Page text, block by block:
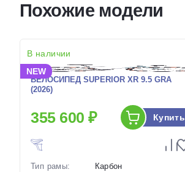
Похожие модели
В наличии
NEW
ВЕЛОСИПЕД SUPERIOR XR 9.5 GRA
(2026)
355 600 ₽ Купить
Тип рамы:
Карбон